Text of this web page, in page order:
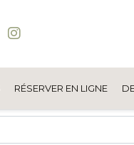
RÉSERVER EN LIGNE